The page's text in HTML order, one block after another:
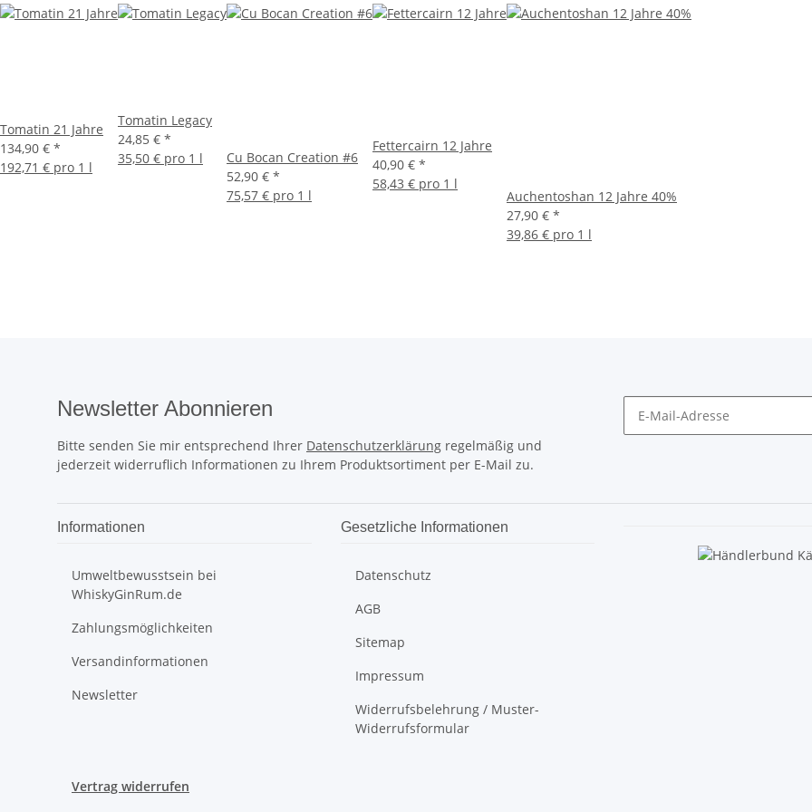
Tomatin 21 Jahre
134,90 € *
192,71 € pro 1 l
Tomatin Legacy
24,85 € *
35,50 € pro 1 l
Cu Bocan Creation #6
52,90 € *
75,57 € pro 1 l
Fettercairn 12 Jahre
40,90 € *
58,43 € pro 1 l
Auchentoshan 12 Jahre 40%
27,90 € *
39,86 € pro 1 l
Newsletter Abonnieren
Bitte senden Sie mir entsprechend Ihrer Datenschutzerklärung regelmäßig und
jederzeit widerruflich Informationen zu Ihrem Produktsortiment per E-Mail zu.
Informationen
Umweltbewusstsein bei
WhiskyGinRum.de
Zahlungsmöglichkeiten
Versandinformationen
Newsletter
Gesetzliche Informationen
Datenschutz
AGB
Sitemap
Impressum
Widerrufsbelehrung / Muster-
Widerrufsformular
Vertrag widerrufen